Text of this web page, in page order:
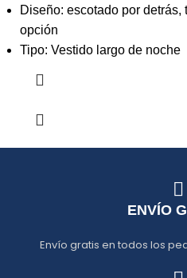
Diseño: escotado por detrás,
opción
Tipo: Vestido largo de noche
ENVÍO
Envío gratis en todos los